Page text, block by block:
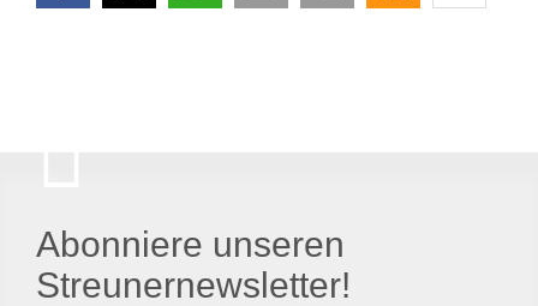
Abonniere unseren
Streunernewsletter!